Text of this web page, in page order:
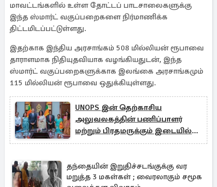
மாவட்டங்களில் உள்ள தோட்டப் பாடசாலைகளுக்கு
இந்த ஸ்மார்ட் வகுப்பறைகளை நிர்மாணிக்க
திட்டமிடப்பட்டுள்ளது.
இதற்காக இந்திய அரசாங்கம் 508 மில்லியன் ரூபாவை
தாராளமாக நிதியுதவியாக வழங்கியதுடன், இந்த
ஸ்மார்ட் வகுப்பறைகளுக்காக இலங்கை அரசாங்கமும்
115 மில்லியன் ரூபாவை ஒதுக்கியுள்ளது.
UNOPS இன் தெற்காசிய
அலுவலகத்தின் பணிப்பாளர்
மற்றும் பிரதமருக்கும் இடையில்
சந்திப்பு!
தந்தையின் இறுதிச்சடங்குக்கு வர
மறுத்த 3 மகள்கள் ; வைரலாகும் சமூக